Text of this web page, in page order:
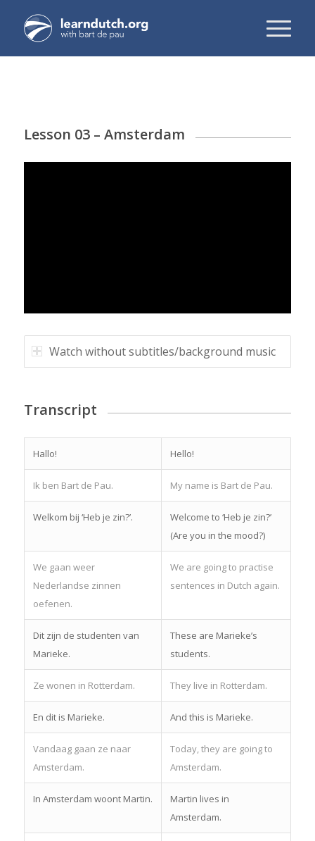
Lesson 03 – Amsterdam
Watch without subtitles/background music
Transcript
Hallo! Hello!
Ik ben Bart de Pau. My name is Bart de Pau.
Welkom bij ‘Heb je zin?’.
Welcome to ‘Heb je zin?’
(Are you in the mood?)
We gaan weer
Nederlandse zinnen
oefenen.
We are going to practise
sentences in Dutch again.
Dit zijn de studenten van
Marieke.
These are Marieke’s
students.
Ze wonen in Rotterdam. They live in Rotterdam.
En dit is Marieke. And this is Marieke.
Vandaag gaan ze naar
Amsterdam.
Today, they are going to
Amsterdam.
In Amsterdam woont Martin.
Martin lives in
Amsterdam.